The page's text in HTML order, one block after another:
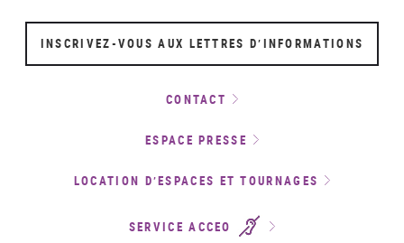
INSCRIVEZ-VOUS AUX LETTRES D’INFORMATIONS
CONTACT
ESPACE PRESSE
LOCATION D’ESPACES ET TOURNAGES
SERVICE ACCEO